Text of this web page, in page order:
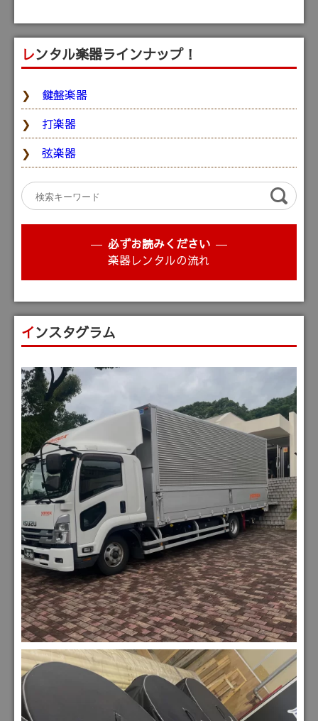
レンタル楽器ラインナップ！
鍵盤楽器
打楽器
弦楽器
必ずお読みください
楽器レンタルの流れ
インスタグラム